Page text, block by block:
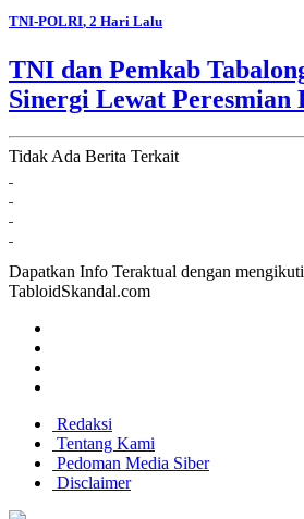
TNI-POLRI, 2 Hari Lalu
TNI dan Pemkab
Sinergi Lewat Peresmian
Tidak Ada Berita Terkait
Dapatkan Info Teraktual dengan
TabloidSkandal.com
Redaksi
Tentang Kami
Pedoman Media Siber
Disclaimer